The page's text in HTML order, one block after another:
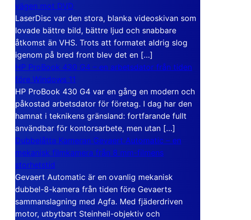
vägen mot DVD
LaserDisc var den stora, blanka videoskivan som
lovade bättre bild, bättre ljud och snabbare
åtkomst än VHS. Trots att formatet aldrig slog
igenom på bred front blev det en […]
HP ProBook 430 G4 – en arbetsdator från tiden
före Windows 11
HP ProBook 430 G4 var en gång en modern och
påkostad arbetsdator för företag. I dag har den
hamnat i teknikens gränsland: fortfarande fullt
användbar för kontorsarbete, men utan […]
Dubbelåtta Kameran Gevaert Automatic – en
mekanisk filmkamera från 8 mm-filmens
storhetstid
Gevaert Automatic är en ovanlig mekanisk
dubbel-8-kamera från tiden före Gevaerts
sammanslagning med Agfa. Med fjäderdriven
motor, utbytbart Steinheil-objektiv och